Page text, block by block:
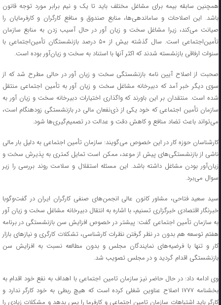
همچنین سابقه بیمه برای مشاغل مختلف باید تا یک و نیم برابر مورد توجه قانون
باشد. این اصلاحات و ساماندهی‌ها، منابع صندوق و منافع کارگران و کارفرمایان را
صیانت می‌کند، زیرا مشاغل سخت و زیان آور در حال آسیب زدن به منابع سازمان
تأمین‌اجتماعی است. سال گذشته بیش از ۵۰ درصد بازنشستگان تأمین‌اجتماعی با
سنوات ارفاقی بازنشسته شدند که اکثر آنها با استناد به سخت و زیان‌آور بوده است.
صحبت از اصلاح آیین نامه بازنشستگی سخت و زیان آور در حالی مطرح شد که از
سوی دیگر خبر آمد که دبیرخانه مشاغل سخت و زیان آور به تأمین اجتماعی منتقل
شده است. منتقدان بر این باورند که واگذاری اختیارات دبیرخانه سخت و زیان آور به
سازمان تأمین اجتماعی که خود یکی از ذی‌نفعان مالی در بازنشستگی زودهنگام است،
می‌تواند باعث تضاد منافع و کاهش دقت و عدالت در تصمیم‌گیری‌ها شود.
کارشناسان حوزه کار در این خصوص می‌گویند: سازمان تأمین اجتماعی به دلیل بار مالی
ناشی از بازنشستگی‌های پیش از موعد، ممکن است تمایل کمتری به پذیرش سخت و
زیان‌آور بودن مشاغل داشته باشد. این مسئله استقلال و سلامت روند بررسی را زیر
سوال می‌برد.
سید سعید فتاحی، مشاور کانون عالی انجمن‌های صنفی کارگران ایران در گفت‌وگوبا
خبرنگار اقتصادی خبرگزاری تسنیم، با اشاره به انتقال دبیرخانه مشاغل سخت و زیان آور
به سازمان تأمین اجتماعی گفت: پیشتر در خصوص افزایش سن بازنشستگی در برنامه
هفتم توسعه هم بدون در نظر گرفتن نظرات کارشناسی، تشکلات کارگری و نیاز‌های بازار
کار و تنها با فرضیه‌های نمایندگان مجلس و بدون مطالعه نسبت به افزایش سن
بازنشستگی اقدام گردید و در مجلس تصویب شد.
وی ادامه داد: در حال حاضر نیز سازمان تامین اجتماعی با اهداف به نفع خود اقدام به
بخشنامه ۱۷۷۷ اصلاح عناوین شغلی کرده است که هیچ ربطی به خود کارگر ندارد و
کارگر باید اشتباهات سازمان تامین اجتماعی و کارفرما را پس بدهد و مشکلات زیادی را